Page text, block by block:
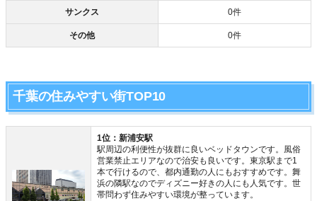
サンクス 0件
その他 0件
千葉の住みやすい街TOP10
1位：新浦安駅
駅周辺の利便性が抜群に良いベッドタウンです。風俗
営業禁止エリアなので治安も良いです。東京駅まで1
本で行けるので、都内通勤の人にもおすすめです。舞
浜の隣駅なのでディズニー好きの人にも人気です。世
帯問わず住みやすい環境が整っています。